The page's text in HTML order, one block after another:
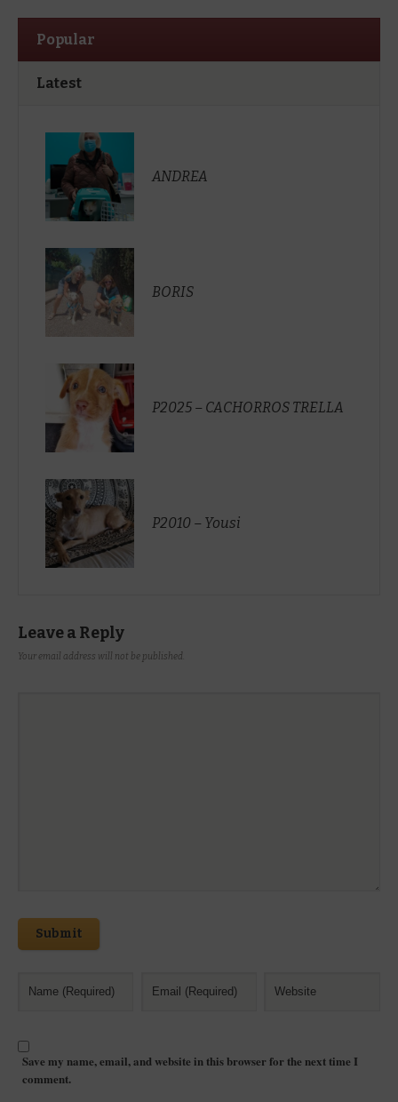
Popular
Latest
ANDREA
BORIS
P2025 – CACHORROS TRELLA
P2010 – Yousi
Leave a Reply
Your email address will not be published.
Submit
Save my name, email, and website in this browser for the next time I
comment.